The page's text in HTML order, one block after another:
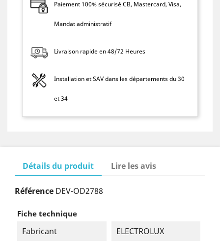
Paiement 100% sécurisé CB, Mastercard, Visa,
Mandat administratif
Livraison rapide en 48/72 Heures
Installation et SAV dans les départements du 30
et 34
Détails du produit Lire les avis
Référence DEV-OD2788
Fiche technique
Fabricant ELECTROLUX